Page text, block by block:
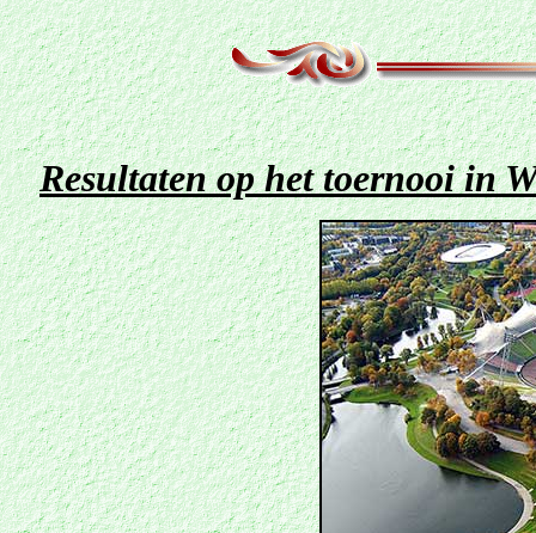
Resultaten op het toernooi in